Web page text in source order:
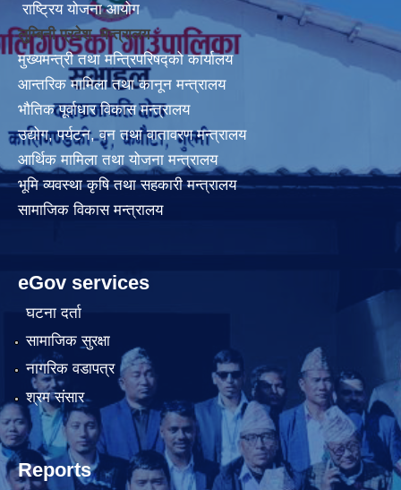
राष्ट्रिय योजना आयोग
लुम्बिनी प्रदेश मन्त्रालय
मुख्यमन्त्री तथा मन्त्रिपरिषद्को कार्यालय
आन्तरिक मामिला तथा कानून मन्त्रालय
भौतिक पूर्वाधार विकास मन्त्रालय
उद्योग, पर्यटन, वन तथा वातावरण मन्त्रालय
आर्थिक मामिला तथा योजना मन्त्रालय
भूमि व्यवस्था कृषि तथा सहकारी मन्त्रालय
सामाजिक विकास मन्त्रालय
eGov services
घटना दर्ता
सामाजिक सुरक्षा
नागरिक वडापत्र
श्रम संसार
Reports